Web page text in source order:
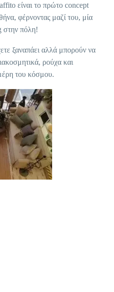
είναι το πρώτο concept
φέρνοντας μαζί του, μία
στην πόλη!
ξαναπάει αλλά μπορούν να
ρούχα και
του κόσμου.